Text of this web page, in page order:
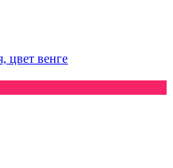
цвет венге